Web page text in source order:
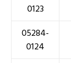
0123
05284-
0124